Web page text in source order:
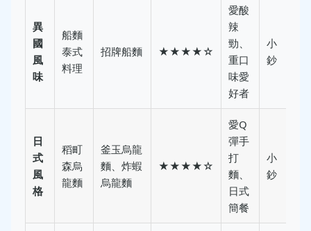
異
國
風
味
船麵
泰式
料理
招牌船麵 ★★★★☆
愛酸
辣
勁、
重口
味愛
好者
小
鈔
日
式
風
格
稻町
森烏
龍麵
釜玉烏龍
麵、炸蝦
烏龍麵
★★★★☆
愛Q
彈手
打
麵、
日式
簡餐
小
鈔